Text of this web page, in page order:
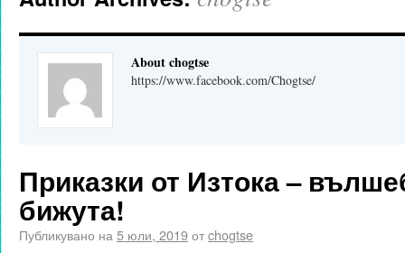
About chogtse
https://www.facebook.com/Chogtse/
Приказки от Изтока –
бижута!
Публикувано на 5 юли, 2019отchogtse